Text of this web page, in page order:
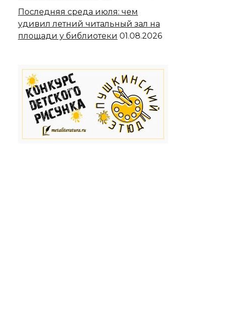
Последняя среда июля: чем
удивил летний читальный зал на
площади у библиотеки 01.08.2026